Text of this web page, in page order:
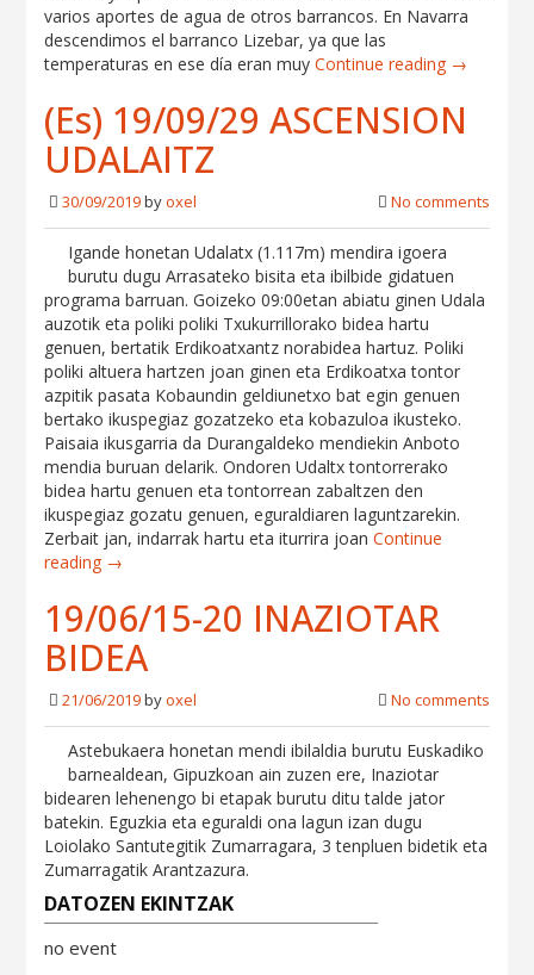
varios aportes de agua de otros barrancos. En Navarra
descendimos el barranco Lizebar, ya que las
temperaturas en ese día eran muyContinue reading →
(Es) 19/09/29 ASCENSION
UDALAITZ
30/09/2019byoxel No comments
Igande honetan Udalatx (1.117m) mendira igoera
burutu dugu Arrasateko bisita eta ibilbide gidatuen
programa barruan. Goizeko 09:00etan abiatu ginen Udala
auzotik eta poliki poliki Txukurrillorako bidea hartu
genuen, bertatik Erdikoatxantz norabidea hartuz. Poliki
poliki altuera hartzen joan ginen eta Erdikoatxa tontor
azpitik pasata Kobaundin geldiunetxo bat egin genuen
bertako ikuspegiaz gozatzeko eta kobazuloa ikusteko.
Paisaia ikusgarria da Durangaldeko mendiekin Anboto
mendia buruan delarik. Ondoren Udaltx tontorrerako
bidea hartu genuen eta tontorrean zabaltzen den
ikuspegiaz gozatu genuen, eguraldiaren laguntzarekin.
Zerbait jan, indarrak hartu eta iturrira joanContinue
reading →
19/06/15-20 INAZIOTAR
BIDEA
21/06/2019byoxel No comments
Astebukaera honetan mendi ibilaldia burutu Euskadiko
barnealdean, Gipuzkoan ain zuzen ere, Inaziotar
bidearen lehenengo bi etapak burutu ditu talde jator
batekin. Eguzkia eta eguraldi ona lagun izan dugu
Loiolako Santutegitik Zumarragara, 3 tenpluen bidetik eta
Zumarragatik Arantzazura.
DATOZEN EKINTZAK
no event